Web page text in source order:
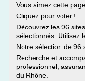
Vous aimez cette
Cliquez pour voter !
Découvrez les 96
sélectionnés. Utilisez
Notre sélection de 96
Recherche et
professionnel,
du Rhône.